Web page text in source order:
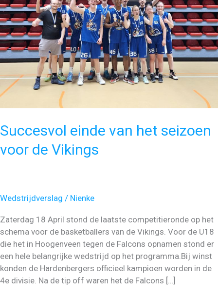
Succesvol einde van het seizoen
voor de Vikings
Wedstrijdverslag / Nienke
Zaterdag 18 April stond de laatste competitieronde op het
schema voor de basketballers van de Vikings. Voor de U18
die het in Hoogenveen tegen de Falcons opnamen stond er
een hele belangrijke wedstrijd op het programma.Bij winst
konden de Hardenbergers officieel kampioen worden in de
4e divisie. Na de tip off waren het de Falcons […]